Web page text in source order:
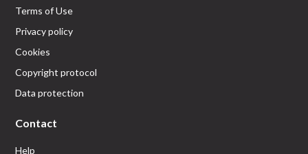
Terms of Use
Privacy policy
Cookies
Copyright protocol
Data protection
Contact
Help